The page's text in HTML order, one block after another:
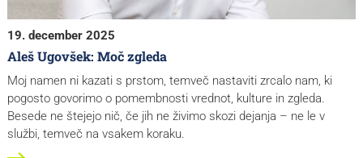
19. december 2025
Aleš Ugovšek: Moč zgleda
Moj namen ni kazati s prstom, temveč nastaviti zrcalo nam, ki
pogosto govorimo o pomembnosti vrednot, kulture in zgleda.
Besede ne štejejo nič, če jih ne živimo skozi dejanja – ne le v
službi, temveč na vsakem koraku.